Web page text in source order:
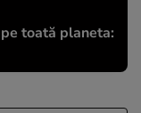
toată planeta: